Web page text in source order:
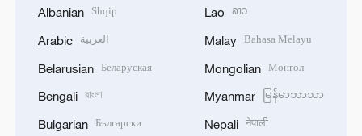
Albanian Shqip
Arabic العربية
Belarusian Беларуская
Bengali বাংলা
Bulgarian Български
Lao ລາວ
Malay Bahasa Melayu
Mongolian Монгол
Myanmar မြန်မာဘာသာ
Nepali नेपाली